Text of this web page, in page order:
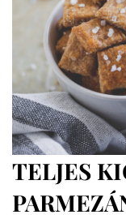
TELJES